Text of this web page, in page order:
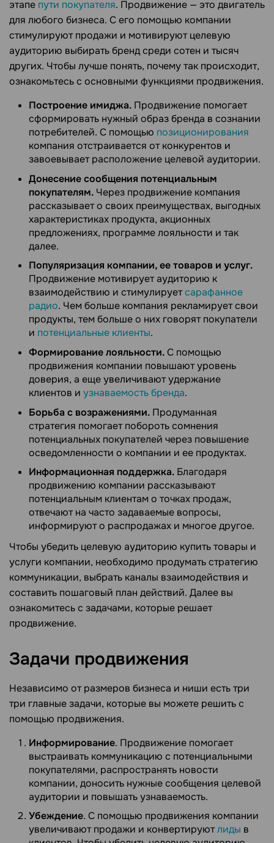
этапе пути покупателя. Продвижение — это двигатель
для любого бизнеса. С его помощью компании
стимулируют продажи и мотивируют целевую
аудиторию выбирать бренд среди сотен и тысяч
других. Чтобы лучше понять, почему так происходит,
ознакомьтесь с основными функциями продвижения.
Построение имиджа. Продвижение помогает
сформировать нужный образ бренда в сознании
потребителей. С помощью позиционирования
компания отстраивается от конкурентов и
завоевывает расположение целевой аудитории.
Донесение сообщения потенциальным
покупателям. Через продвижение компания
рассказывает о своих преимуществах, выгодных
характеристиках продукта, акционных
предложениях, программе лояльности и так
далее.
Популяризация компании, ее товаров и услуг.
Продвижение мотивирует аудиторию к
взаимодействию и стимулируетсарафанное
радио. Чем больше компания рекламирует свои
продукты, тем больше о них говорят покупатели
и потенциальные клиенты.
Формирование лояльности.С помощью
продвижения компании повышают уровень
доверия, а еще увеличивают удержание
клиентов и узнаваемость бренда.
Борьба с возражениями. Продуманная
стратегия помогает побороть сомнения
потенциальных покупателей через повышение
осведомленности о компании и ее продуктах.
Информационная поддержка. Благодаря
продвижению компании рассказывают
потенциальным клиентам о точках продаж,
отвечают на часто задаваемые вопросы,
информируют о распродажах и многое другое.
Чтобы убедить целевую аудиторию купить товары и
услуги компании, необходимо продумать стратегию
коммуникации, выбрать каналы взаимодействия и
составить пошаговый план действий. Далее вы
ознакомитесь с задачами, которые решает
продвижение.
Задачи продвижения
Независимо от размеров бизнеса и ниши есть три
три главные задачи, которые вы можете решить с
помощью продвижения.
Информирование. Продвижение помогает
выстраивать коммуникацию с потенциальными
покупателями, распространять новости
компании, доносить нужные сообщения целевой
аудитории и повышать узнаваемость.
Убеждение. С помощью продвижения компании
увеличивают продажи и конвертируютлиды в